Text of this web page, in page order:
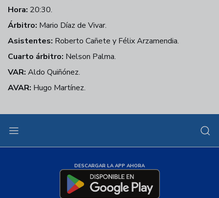
Hora: 20:30.
Árbitro: Mario Díaz de Vivar.
Asistentes: Roberto Cañete y Félix Arzamendia.
Cuarto árbitro: Nelson Palma.
VAR: Aldo Quiñónez.
AVAR: Hugo Martínez.
DESCARGAR LA APP AHORA